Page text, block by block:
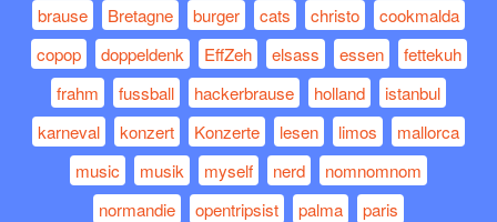
brause
Bretagne burger cats christo
cookmalda
copop
doppeldenk EffZeh elsass essen
fettekuh
frahm
fussball hackerbrause holland
istanbul
karneval
konzert Konzerte lesen limos
mallorca
music
musik myself nerd
nomnomnom
normandie
opentripsist palma
paris